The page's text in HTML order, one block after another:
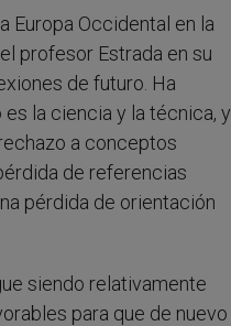
Europa Occidental en la
profesor Estrada en su
de futuro. Ha
la ciencia y la técnica, y
a conceptos
de referencias
pérdida de orientación
siendo relativamente
para que de nuevo